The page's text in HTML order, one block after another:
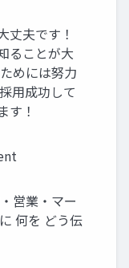
丈夫です！
ることが大
めには努力
用成功して
す！
営業・マー
何を どう伝